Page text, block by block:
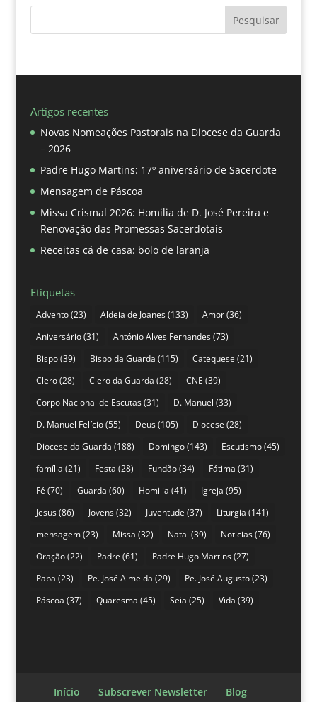
Pesquisar
Artigos recentes
Novas Nomeações Pastorais na Diocese da Guarda
– 2026
Padre Hugo Martins: 17º aniversário de Sacerdote
Mensagem de Páscoa
Missa Crismal 2026: Homilia de D. José Pereira e
Renovação das Promessas Sacerdotais
Receitas cá de casa: bolo de laranja
Etiquetas
Advento(23) Aldeia de Joanes(133) Amor(36)
Aniversário(31) António Alves Fernandes(73)
Bispo(39) Bispo da Guarda (115) Catequese (21)
Clero(28) Clero da Guarda (28) CNE (39)
Corpo Nacional de Escutas(31) D. Manuel (33)
D. Manuel Felício(55) Deus(105) Diocese (28)
Diocese da Guarda (188) Domingo(143) Escutismo(45)
família (21) Festa (28) Fundão(34) Fátima (31)
Fé (70) Guarda (60) Homilia (41) Igreja (95)
Jesus(86) Jovens(32) Juventude (37) Liturgia (141)
mensagem(23) Missa (32) Natal (39) Noticias(76)
Oração(22) Padre (61) Padre Hugo Martins(27)
Papa (23) Pe. José Almeida (29) Pe. José Augusto(23)
Páscoa (37) Quaresma (45) Seia (25) Vida (39)
Início Subscrever Newsletter
Blog